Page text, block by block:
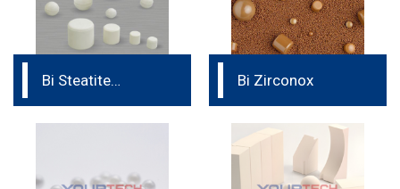
Bi Steatite
Media
Bi Zirconox